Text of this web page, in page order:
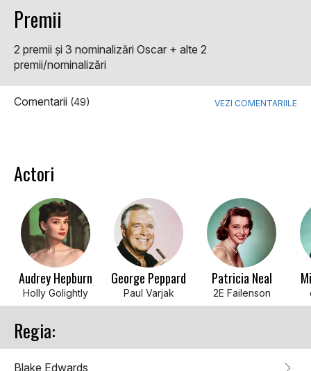
Premii
2 premii şi 3 nominalizări Oscar + alte 2
premii/nominalizări
Comentarii (49) VEZI COMENTARIILE
Actori
Audrey Hepburn
Holly Golightly
George Peppard
Paul Varjak
Patricia Neal
2E Failenson
Regia:
Blake Edwards